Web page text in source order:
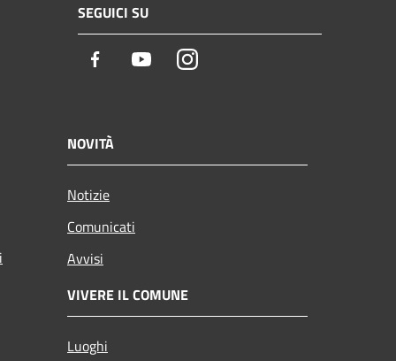
SEGUICI SU
Facebook YoutubeInstagram
NOVITÀ
Notizie
Comunicati
Avvisi
VIVERE IL COMUNE
Luoghi